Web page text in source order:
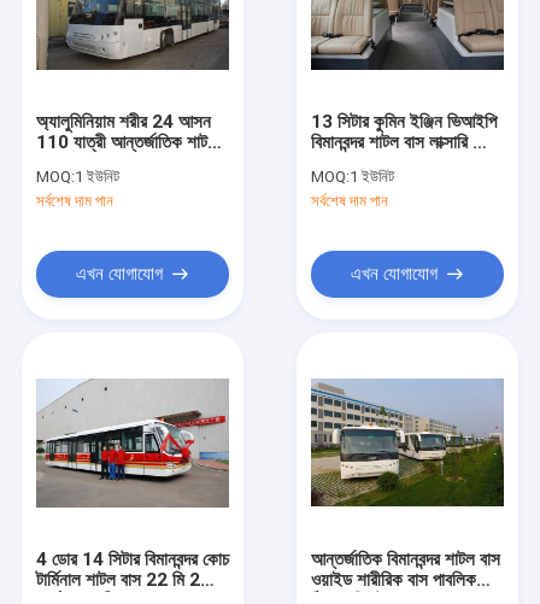
পণ্য
আমাদের সম্পর্কে
যোগাযোগ করুন
অ্যালুমিনিয়াম শরীর 24 আসন
110 যাত্রী আন্তর্জাতিক শাটল
MOQ:1 ইউনিট
সর্বশেষ দাম পান
এখন যোগাযোগ
13 সিটার কুমিন ইঞ্জিন ভিআইপি
বিমানবন্দর শাটল বাস লাক্সারি কোচ
MOQ:1 ইউনিট
সর্বশেষ দাম পান
এখন যোগাযোগ
4 ডোর 14 সিটার বিমানবন্দর কোচ
টার্মিনাল শাটল বাস 22 মি 2
আন্তর্জাতিক বিমানবন্দর শাটল বাস
ওয়াইড শারীরিক বাস পাবলিক